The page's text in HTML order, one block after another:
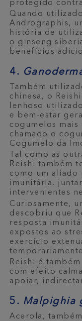
protegido
Quando
Andrographis,
história de
o ginseng
benefícios
4.
Também
chinesa, o
lenhoso
e bem-estar
cogumelos mais
chamado o
Cogumelo da
Tal como as
Reishi também
como um aliado
imunitária,
intervenientes
Curiosamente,
descobriu que
resposta
expostos ao
exercício
Reishi é
com efeito
apoiar,
5. Malpighia
Acerola,